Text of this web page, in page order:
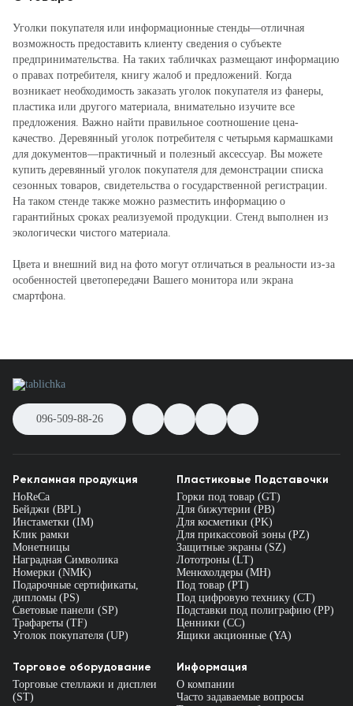
Уголки покупателя или информационные стенды—отличная
возможность предоставить клиенту сведения о субъекте
предпринимательства. На таких табличках размещают информацию
о правах потребителя, книгу жалоб и предложений. Когда
возникает необходимость заказать уголок покупателя из фанеры,
пластика или другого материала, внимательно изучите все
предложения. Важно найти правильное соотношение цена-
качество. Деревянный уголок потребителя с четырьмя кармашками
для документов—практичный и полезный аксессуар. Вы можете
купить деревянный уголок покупателя для демонстрации списка
сезонных товаров, свидетельства о государственной регистрации.
На таком стенде также можно разместить информацию о
гарантийных сроках реализуемой продукции. Стенд выполнен из
экологически чистого материала.
Цвета и внешний вид на фото могут отличаться в реальности из-за
особенностей цветопередачи Вашего монитора или экрана
смартфона.
096-509-88-26
Рекламная продукция
HoReCa
Бейджи (BPL)
Инстаметки (IM)
Клик рамки
Монетницы
Наградная Символика
Номерки (NMK)
Подарочные сертификаты,
дипломы (PS)
Световые панели (SP)
Трафареты (TF)
Уголок покупателя (UP)
Пластиковые Подставочки
Горки под товар (GT)
Для бижутерии (PB)
Для косметики (PK)
Для прикассовой зоны (PZ)
Защитные экраны (SZ)
Лототроны (LT)
Менюхолдеры (MH)
Под товар (PT)
Под цифровую технику (CT)
Подставки под полиграфию (PP)
Ценники (СС)
Ящики акционные (YA)
Торговое оборудование
Торговые стеллажи и дисплеи
(ST)
Информация
О компании
Часто задаваемые вопросы